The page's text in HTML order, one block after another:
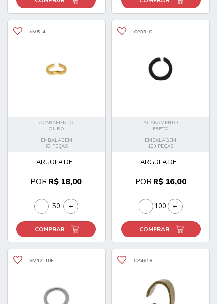
AM5-4
ACABAMENTO
OURO
EMBALAGEM
50 PEÇAS
ARGOLA DE...
PORR$ 18,00
- +
COMPRAR
CP39-C
ACABAMENTO
PRETO
EMBALAGEM
100 PEÇAS
ARGOLA DE...
PORR$ 16,00
- +
COMPRAR
AM12-10F CP4618